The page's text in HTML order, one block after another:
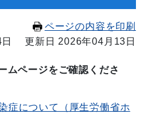
ページの内容を印刷
更新日 2026年04月13日
ムページをご確認くださ
症について（厚生労働省ホ